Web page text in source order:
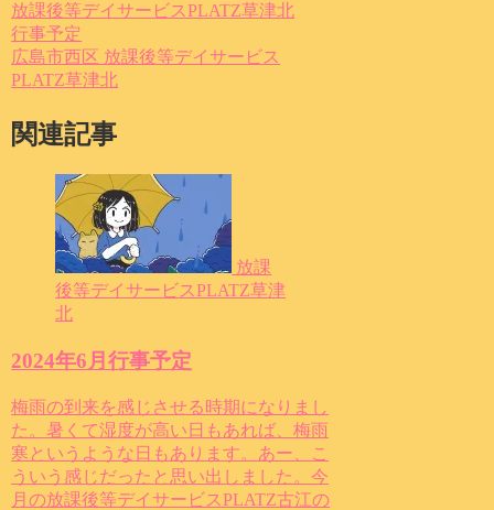
放課後等デイサービスPLATZ草津北
行事予定
広島市西区 放課後等デイサービス
PLATZ草津北
関連記事
放課
後等デイサービスPLATZ草津
北
2024年6月行事予定
梅雨の到来を感じさせる時期になりまし
た。暑くて湿度が高い日もあれば、梅雨
寒というような日もあります。あー、こ
ういう感じだったと思い出しました。今
月の放課後等デイサービスPLATZ古江の